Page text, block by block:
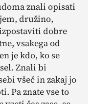
znali opisati
družino,
dobre
vsakega od
je kdo, ko se
Znali bi
všeč in zakaj jo
Pa znate vse to